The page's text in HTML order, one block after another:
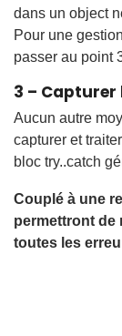
dans un object
Pour une
passer au point
3 – Capturer
Aucun autre
capturer et
bloc try..catch
Couplé à une
permettront de
toutes les